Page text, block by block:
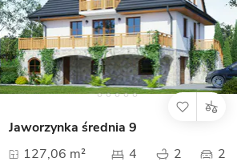
Jaworzynka średnia 9
127,06 m²
4 2 2